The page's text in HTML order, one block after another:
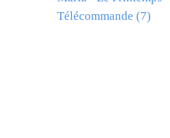
Télécommande (7)